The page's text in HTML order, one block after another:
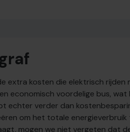
extra kosten die elektrisch rijden
economisch voordelige bus, wat
echter verder dan
om het totale energieverbruik
mogen we niet vergeten dat